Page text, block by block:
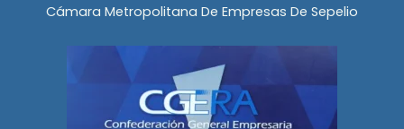
Cámara Metropolitana De Empresas De Sepelio